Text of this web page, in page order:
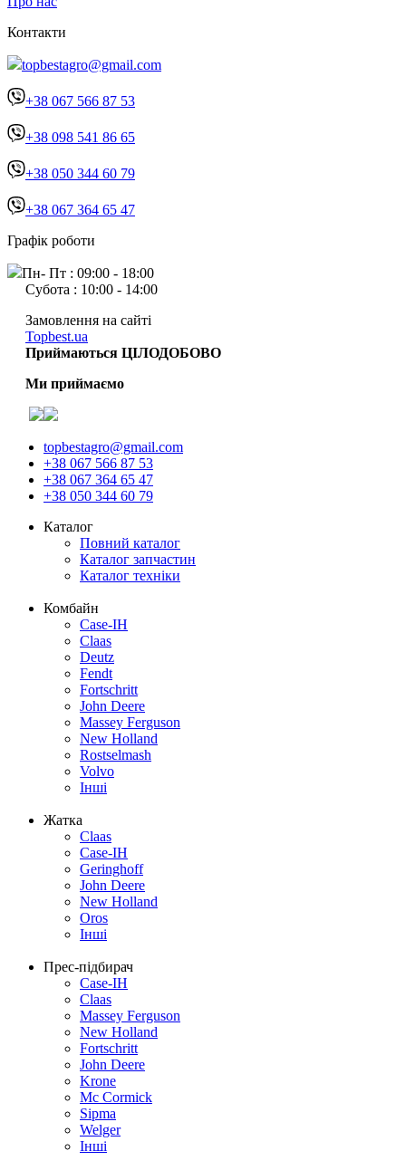
Контакти
topbestagro@gmail.com
+38 067 566 87 53
+38 098 541 86 65
+38 050 344 60 79
+38 067 364 65 47
Графік роботи
Пн- Пт : 09:00 - 18:00
Субота : 10:00 - 14:00
Замовлення на сайті
Topbest.ua
Приймаються ЦІЛОДОБОВО
Ми приймаємо
topbestagro@gmail.com
+38 067 566 87 53
+38 067 364 65 47
+38 050 344 60 79
Каталог
Повний каталог
Каталог запчастин
Каталог техніки
Комбайн
Case-IH
Claas
Deutz
Fendt
Fortschritt
John Deere
Massey Ferguson
New Holland
Rostselmash
Volvo
Інші
Жатка
Claas
Case-IH
Geringhoff
John Deere
New Holland
Oros
Інші
Прес-підбирач
Case-IH
Claas
Massey Ferguson
New Holland
Fortschritt
John Deere
Krone
Mc Cormick
Sipma
Welger
Інші